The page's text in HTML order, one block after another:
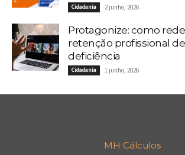
Cidadania 2 junho, 2026
Protagonize: como
retenção profissional
deficiência
Cidadania 1 junho, 2026
MH Cálculos